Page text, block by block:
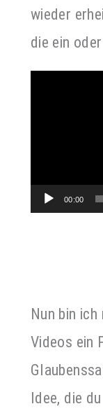
wieder
die ein
00:00
Nun bin
Videos ein
Idee, die